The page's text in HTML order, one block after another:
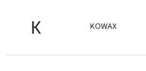
K KOWAX